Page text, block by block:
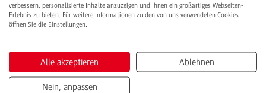
verbessern, personalisierte Inhalte anzuzeigen und Ihnen ein großartiges Webseiten-
Erlebnis zu bieten. Für weitere Informationen zu den von uns verwendeten Cookies
öffnen Sie die Einstellungen.
Alle akzeptieren Ablehnen
Nein, anpassen